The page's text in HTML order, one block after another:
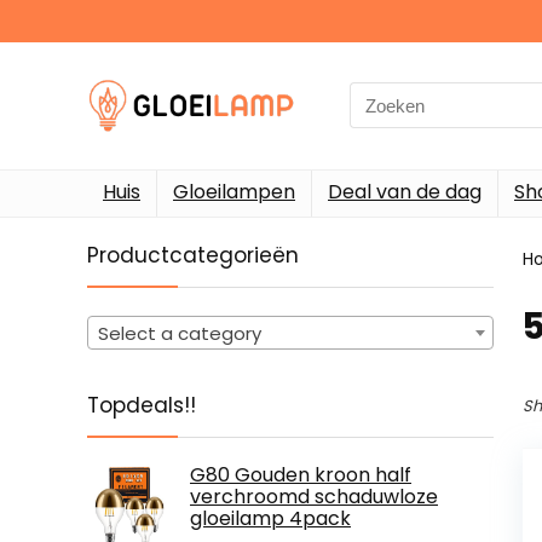
Search
for:
Huis Gloeilampen Deal van de dag
Productcategorieën
Select a category
Topdeals!!
G80 Gouden kroon half
verchroomd schaduwloze
gloeilamp 4pack